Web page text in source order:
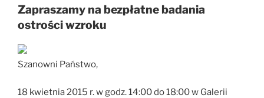
W
Zapraszamy na bezpłatne badania
ostrości wzroku
Szanowni Państwo,
18 kwietnia 2015 r. w godz. 14:00 do 18:00 w Galerii